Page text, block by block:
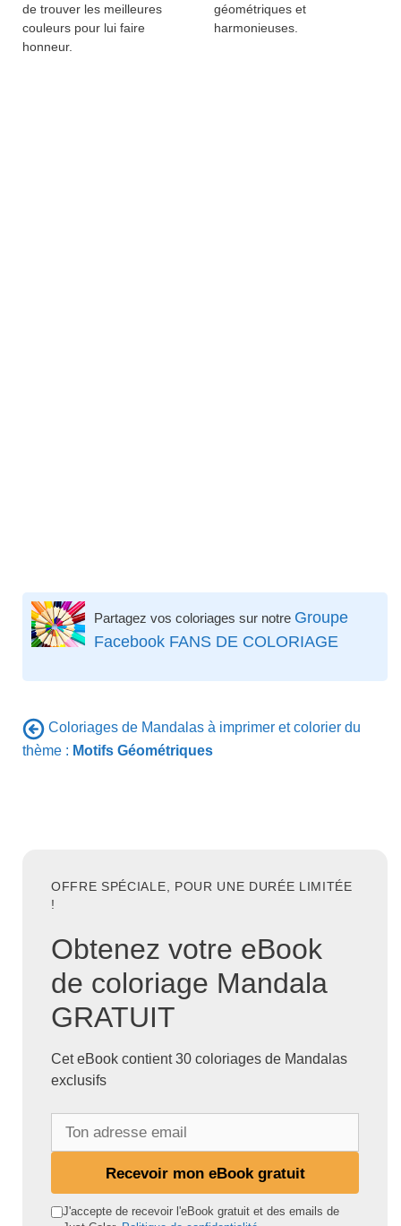
de trouver les meilleures
couleurs pour lui faire
honneur.
géométriques et
harmonieuses.
Partagez vos coloriages sur notre Groupe
Facebook FANS DE COLORIAGE
Coloriages de Mandalas à imprimer et colorier du
thème : Motifs Géométriques
OFFRE SPÉCIALE, POUR UNE DURÉE LIMITÉE
!
Obtenez votre eBook
de coloriage Mandala
GRATUIT
Cet eBook contient 30 coloriages de Mandalas
exclusifs
d
Recevoir mon eBook gratuit
J'accepte de recevoir l'eBook gratuit et des emails de